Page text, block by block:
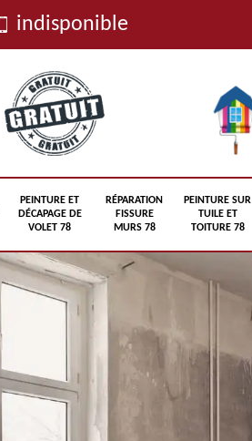
indisponible
PEINTURE ET
DÉCAPAGE DE
VOLET 78
RÉPARATION
FISSURE
MURS 78
PEINTURE SUR
TUILE ET
TOITURE 78